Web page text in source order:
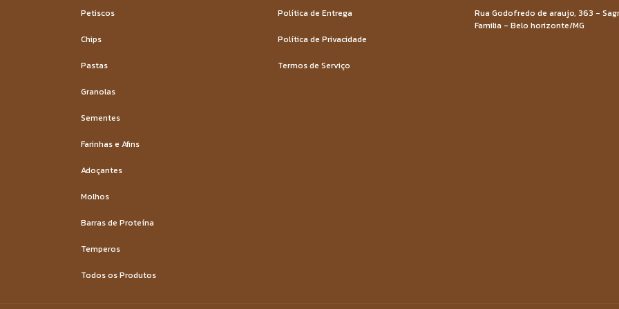
Petiscos
Chips
Pastas
Granolas
Sementes
Farinhas e Afins
Adoçantes
Molhos
Barras de Proteína
Temperos
Todos os Produtos
Política de Entrega
Política de Privacidade
Termos de Serviço
Rua Godofredo de araujo, 363 -
Familia - Belo horizonte/MG